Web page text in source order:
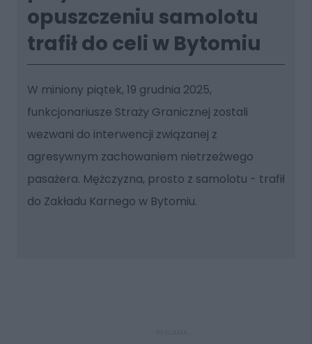
opuszczeniu samolotu
trafił do celi w Bytomiu
W miniony piątek, 19 grudnia 2025,
funkcjonariusze Straży Granicznej zostali
wezwani do interwencji związanej z
agresywnym zachowaniem nietrzeźwego
pasażera. Mężczyzna, prosto z samolotu - trafił
do Zakładu Karnego w Bytomiu.